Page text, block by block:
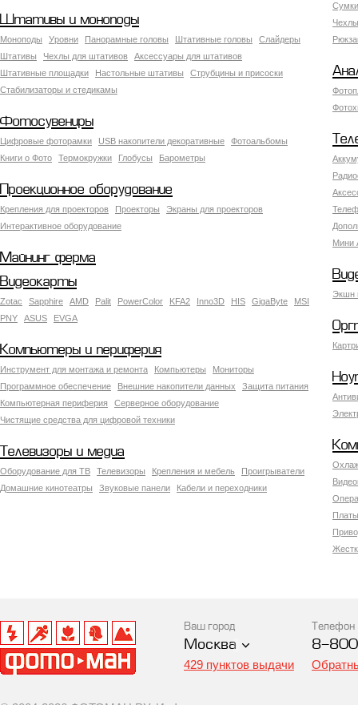
Штативы и моноподы
Моноподы Уровни Панорамные головы Штативные головы
Слайдеры
Штативы
Чехлы для штативов
Аксессуары для штативов
Штативные площадки
Настольные штативы
Струбцины и присоски
Стабилизаторы и стедикамы
Фотосувениры
Цифровые фоторамки USB накопители декоративные
Фотоальбомы
Книги о Фото
Термокружки Глобусы Барометры
Мини
Проекционное оборудование
Крепления для проекторов Проекторы
Экраны для проекторов
Интерактивное оборудование
Майнинг ферма
Экшн
Видеокарты
Zotac Sapphire AMD Palit PowerColor KFA2 Inno3D HIS GigaByte
MSI
PNY
ASUS EVGA
Компьютеры и периферия
Инструмент для монтажа и ремонта Компьютеры
Мониторы
Программное обеспечение
Внешние накопители данных
Защита питания
Компьютерная периферия
Серверное оборудование
Чистящие средства для цифровой техники
Телевизоры и медиа
Оборудование для ТВ Телевизоры Крепления и мебель
Проигрыватели
Домашние кинотеатры
Звуковые панели Кабели и переходники
Ваш город
Москва
429 пунктов выдачи
Телефон
8-